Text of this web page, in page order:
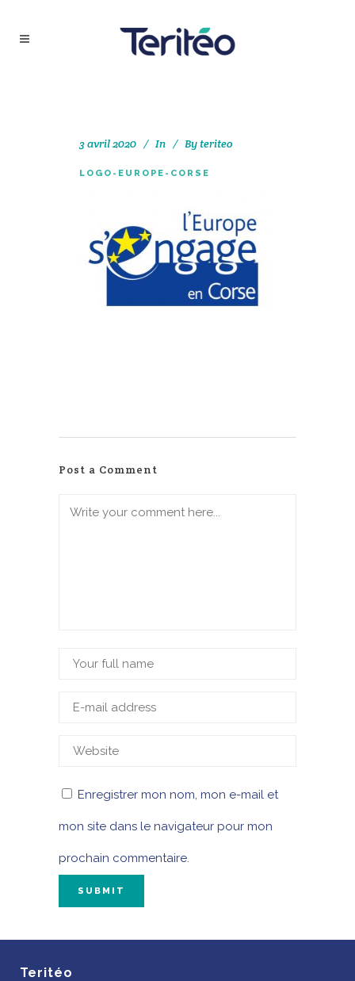
3 avril 2020 In Byteriteo
LOGO-EUROPE-CORSE
Post a Comment
Enregistrer mon nom, mon e-mail et
mon site dans le navigateur pour mon
prochain commentaire.
Teritéo